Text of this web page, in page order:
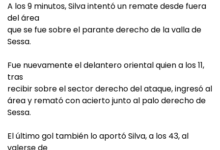
A los 9 minutos, Silva intentó un remate desde fuera
del área
que se fue sobre el parante derecho de la valla de
Sessa.
Fue nuevamente el delantero oriental quien a los 11,
tras
recibir sobre el sector derecho del ataque, ingresó al
área y remató con acierto junto al palo derecho de
Sessa.
El último gol también lo aportó Silva, a los 43, al